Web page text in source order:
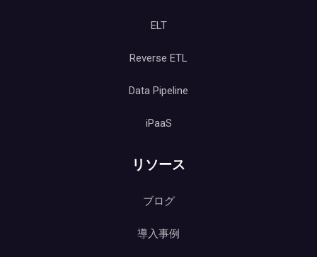
ELT
Reverse ETL
Data Pipeline
iPaaS
リソース
ブログ
導入事例